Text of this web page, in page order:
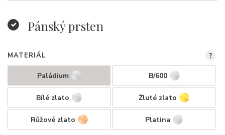
Pánský prsten
MATERIÁL
Paládium B/600
Bílé zlato Žluté zlato
Růžové zlato Platina
?